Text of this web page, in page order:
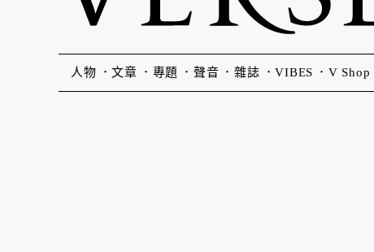
人物 文章 專題 聲音 雜誌 VIBES V Shop